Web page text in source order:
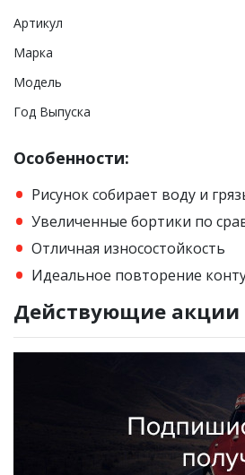
Артикул
Марка
Модель
Год Выпуска
Особенности:
Рисунок собирает воду и
Увеличенные бортики по
Отличная износостойкость
Идеальное повторение
Действующие акции